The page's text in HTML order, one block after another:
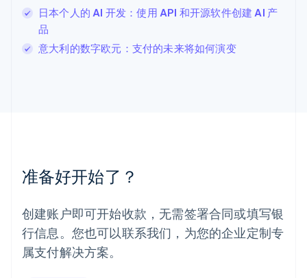
日本个人的 AI 开发：使用 API 和开源软件创建 AI 产
品
意大利的数字欧元：支付的未来将如何演变
准备好开始了？
创建账户即可开始收款，无需签署合同或填写银
行信息。您也可以联系我们，为您的企业定制专
属支付解决方案。
卢森堡
Français Deutsch English
罗马尼亚
English
挪威
葡萄牙
Português English
日本
日本語English
瑞典